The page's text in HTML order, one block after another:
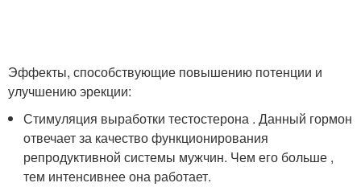
Эффекты, способствующие повышению потенции и
улучшению эрекции:
Стимуляция выработки тестостерона . Данный гормон
отвечает за качество функционирования
репродуктивной системы мужчин. Чем его больше ,
тем интенсивнее она работает.